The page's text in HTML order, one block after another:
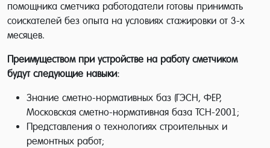
помощника сметчика работодатели готовы принимать
соискателей без опыта на условиях стажировки от 3-х
месяцев.
Преимуществом при устройстве на работу сметчиком
будут следующие навыки:
Знание сметно-нормативных баз (ГЭСН, ФЕР,
Московская сметно-нормативная база ТСН-2001;
Представления о технологиях строительных и
ремонтных работ;